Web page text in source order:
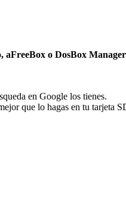
aFreeBox o DosBox
en Google los tienes.
que lo hagas en tu tarjeta